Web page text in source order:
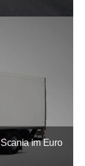
im Euro